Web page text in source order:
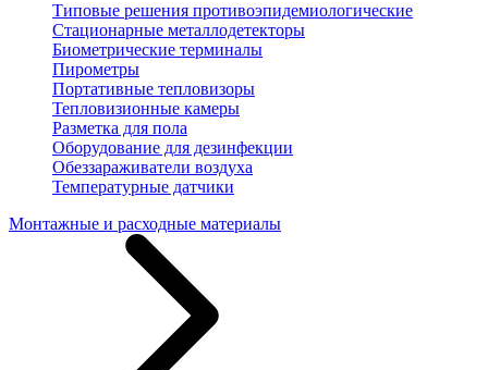
Типовые решения противоэпидемиологические
Стационарные металлодетекторы
Биометрические терминалы
Пирометры
Портативные тепловизоры
Тепловизионные камеры
Разметка для пола
Оборудование для дезинфекции
Обеззараживатели воздуха
Температурные датчики
Монтажные и расходные материалы